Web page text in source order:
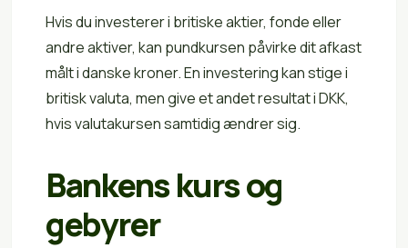
Hvis du investerer i britiske aktier, fonde eller
andre aktiver, kan pundkursen påvirke dit afkast
målt i danske kroner. En investering kan stige i
britisk valuta, men give et andet resultat i DKK,
hvis valutakursen samtidig ændrer sig.
Bankens kurs og
gebyrer